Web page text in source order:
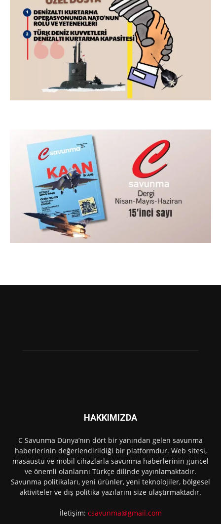
HAKKIMIZDA
C Savunma Dünya’nın dört bir yanından gelen savunma
haberlerinin değerlendirildiği bir platformdur. Web sitesi,
masaüstü ve mobil cihazlarla savunma haberlerinin güncel
ve önemli olanlarını Türkçe dilinde yayınlamaktadır.
Savunma politikaları, yeni ürünler, yeni teknolojiler, bölgesel
aktiviteler ve dış politika yazılarını size ulaştırmaktadır.
İletişim: csavunma@gmail.com